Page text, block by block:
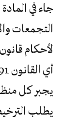
التجمعات
لأحكام
يجبر كل
يطلب